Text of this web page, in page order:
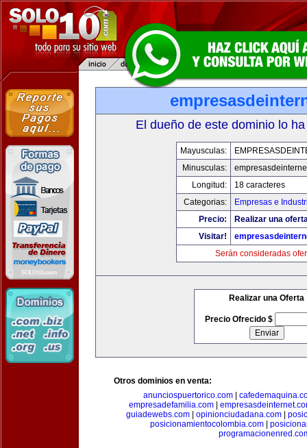
El dueño de este dominio lo
Mayusculas:
Minusculas:
Longitud:
18 caracteres
Categorias:
Empresas e
Precio:
Realizar una
Visitar!
Serán consideradas
Realizar una Oferta
Precio Ofrecido $
Otros dominios en venta:
anunciospuertorico.com|
empresadefamilia.com
guiadewebs.com
opinionciudadana.com
posicionamientocolombia.com|